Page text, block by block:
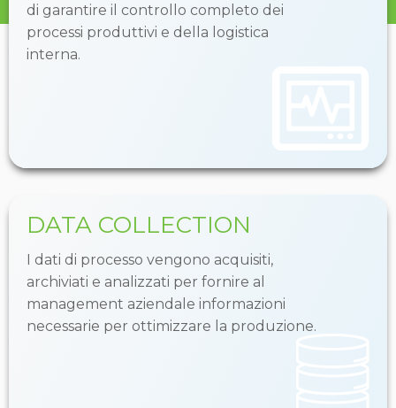
di garantire il controllo completo dei
processi produttivi e della logistica
interna.
DATA COLLECTION
I dati di processo vengono acquisiti,
archiviati e analizzati per fornire al
management aziendale informazioni
necessarie per ottimizzare la produzione.